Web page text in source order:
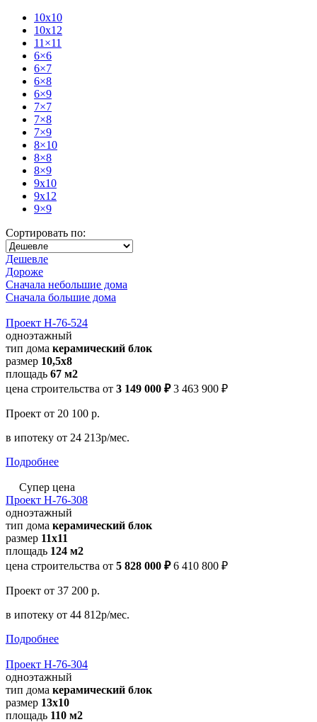
10x10
10x12
11×11
6×6
6×7
6×8
6×9
7×7
7×8
7×9
8×10
8×8
8×9
9x10
9x12
9×9
Сортировать по:
Дешевле
Дороже
Сначала небольшие дома
Сначала большие дома
Проект Н-76-524
одноэтажный
тип дома керамический блок
размер 10,5х8
площадь 67 м2
цена строительства от 3 149 000 ₽ 3 463 900 ₽
Проект от 20 100 р.
в ипотеку от 24 213р/мес.
Подробнее
Супер цена
Проект Н-76-308
одноэтажный
тип дома керамический блок
размер 11x11
площадь 124 м2
цена строительства от 5 828 000 ₽ 6 410 800 ₽
Проект от 37 200 р.
в ипотеку от 44 812р/мес.
Подробнее
Проект Н-76-304
одноэтажный
тип дома керамический блок
размер 13x10
площадь 110 м2